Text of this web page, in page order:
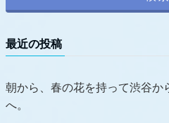
最近の投稿
朝から、春の花を持って渋谷か
へ。